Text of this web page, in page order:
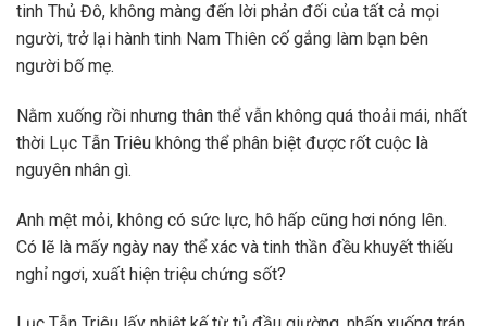
tinh Thủ Đô, không màng đến lời phản đối của tất cả mọi
người, trở lại hành tinh Nam Thiên cố gắng làm bạn bên
người bố mẹ.
Nằm xuống rồi nhưng thân thể vẫn không quá thoải mái, nhất
thời Lục Tẫn Triêu không thể phân biệt được rốt cuộc là
nguyên nhân gì.
Anh mệt mỏi, không có sức lực, hô hấp cũng hơi nóng lên.
Có lẽ là mấy ngày nay thể xác và tinh thần đều khuyết thiếu
nghỉ ngơi, xuất hiện triệu chứng sốt?